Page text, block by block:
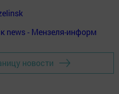
news - Мензеля-информ
новости